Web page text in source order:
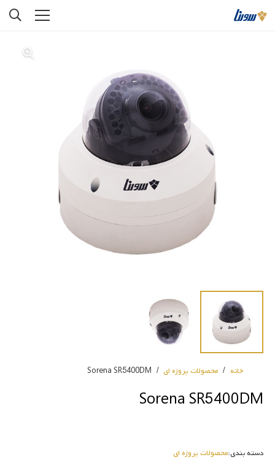
خانه / محصولات پروژه ای /
Sorena SR5400DM
Sorena SR5400DM
دسته بندی:محصولات پروژه ای